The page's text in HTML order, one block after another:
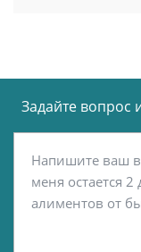
Задайте вопрос